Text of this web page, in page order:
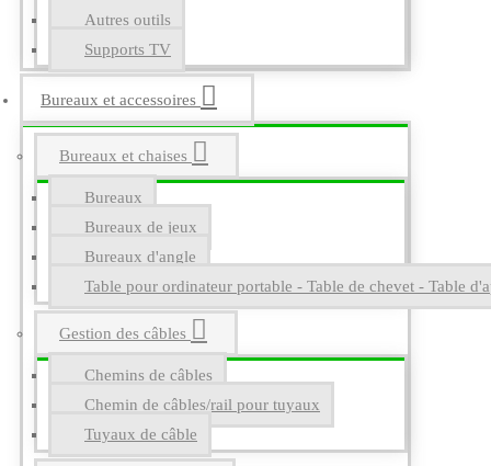
Autres outils
Supports TV
Bureaux et accessoires
Bureaux et chaises
Bureaux
Bureaux de jeux
Bureaux d'angle
Table pour ordinateur portable - Table de chevet - Table
Gestion des câbles
Chemins de câbles
Chemin de câbles/rail pour tuyaux
Tuyaux de câble